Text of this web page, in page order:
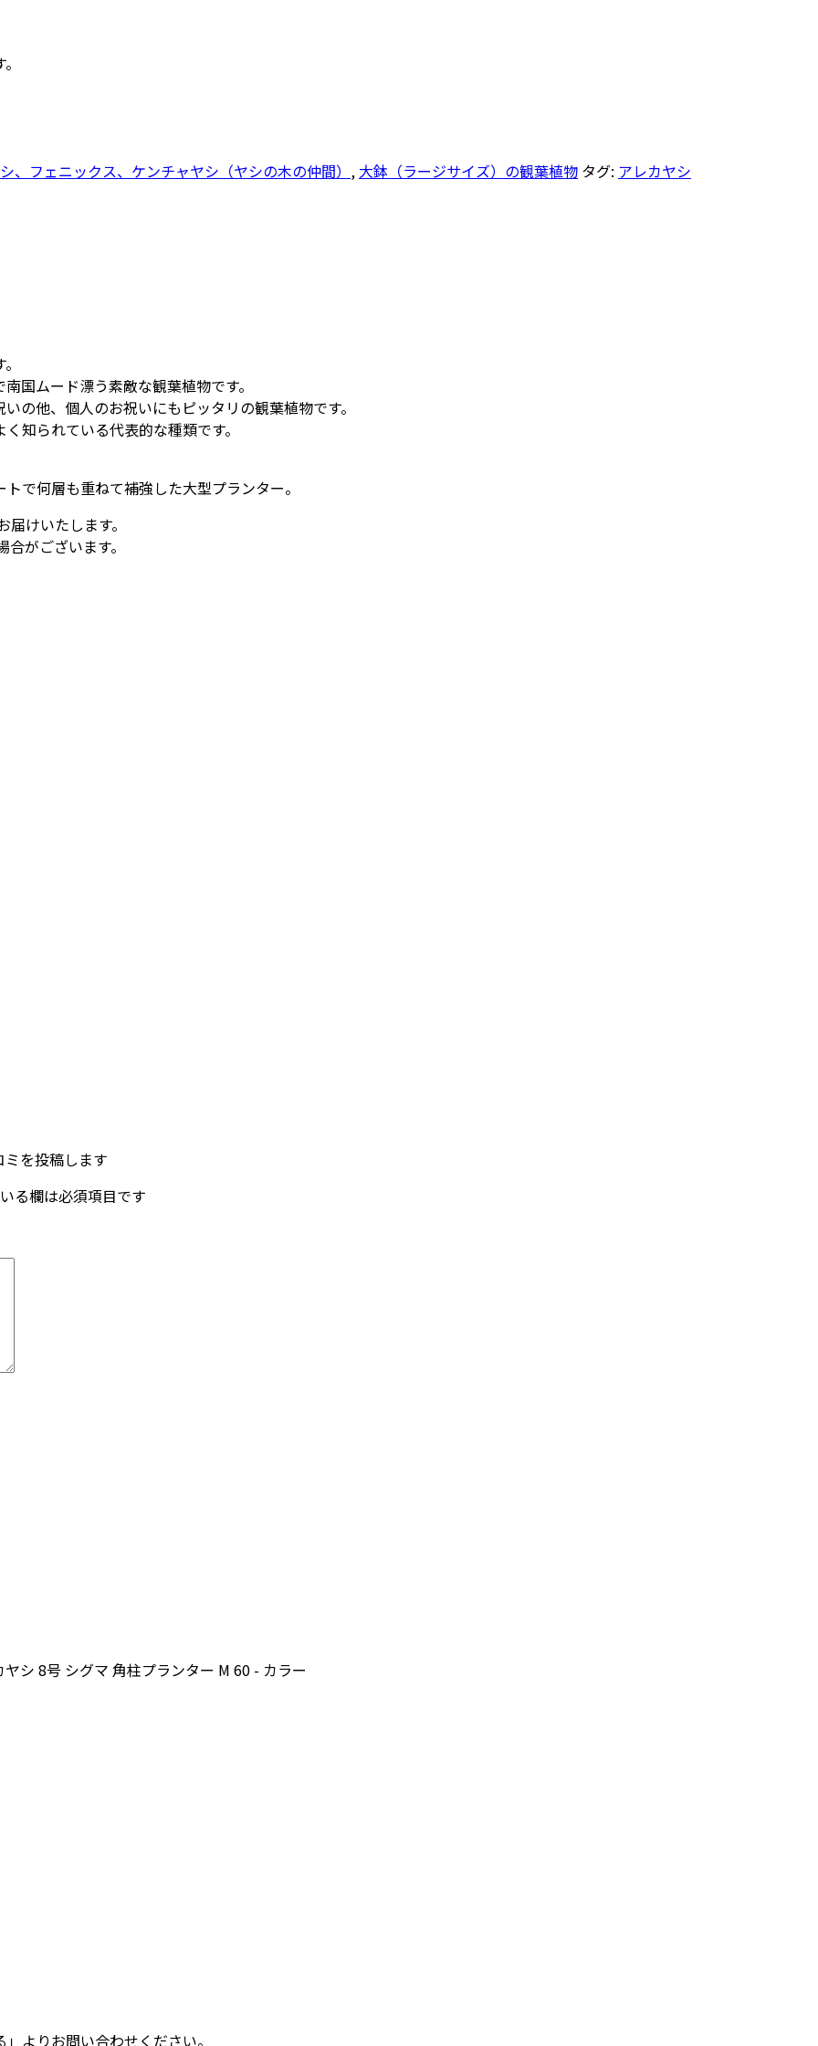
、フェニックス、ケンチャヤシ（ヤシの木の仲間） , 大鉢（ラージサイズ）の観葉植物 タグ: アレカヤシ
国ムード漂う素敵な観葉植物です。
の他、個人のお祝いにもピッタリの観葉植物です。
知られている代表的な種類です。
で何層も重ねて補強した大型プランター。
けいたします。
がございます。
を投稿します
る欄は必須項目です
ヤシ 8号 シグマ 角柱プランター M 60 - カラー
よりお問い合わせください。